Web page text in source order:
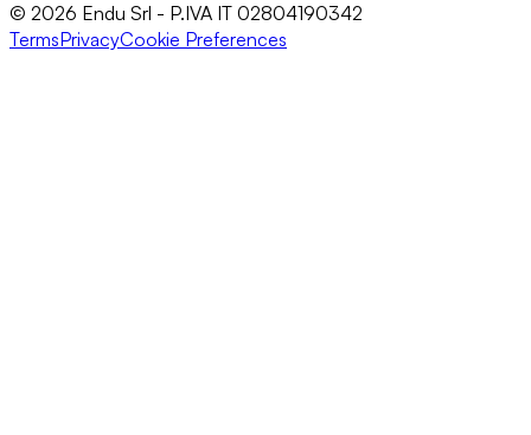
© 2026 Endu Srl - P.IVA IT 02804190342
TermsPrivacyCookie Preferences